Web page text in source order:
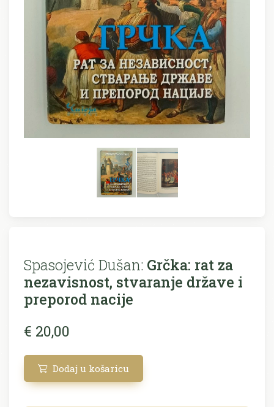
Spasojević Dušan: Grčka: rat za
nezavisnost, stvaranje države i
preporod nacije
€ 20,00
Dodaj u košaricu